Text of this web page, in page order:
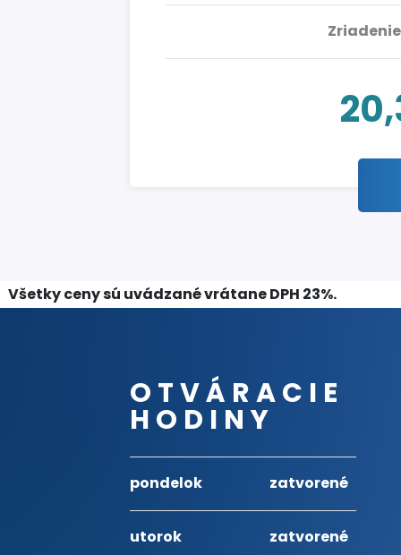
Všetky ceny sú uvádzané vrátane DPH 23%.
OTVÁRACIE
HODINY
pondelok zatvorené
utorok zatvorené